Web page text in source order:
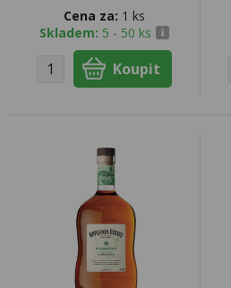
Cena za: 1 ks
Skladem: 5 - 50 ks